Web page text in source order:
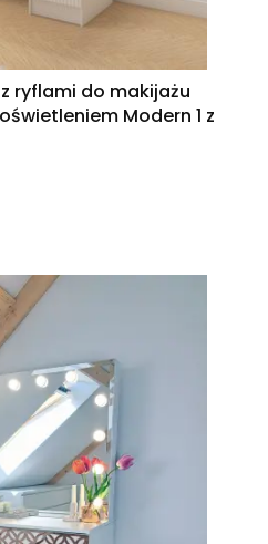
ryflami do makijażu
Modern 1 z